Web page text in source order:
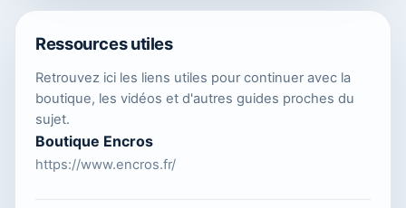
Ressources utiles
Retrouvez ici les liens utiles pour continuer avec la
boutique, les vidéos et d'autres guides proches du
sujet.
Boutique Encros
https://www.encros.fr/